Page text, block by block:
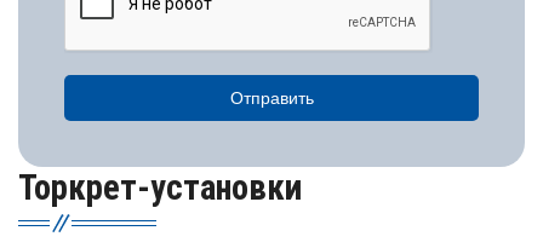
Отправить
Торкрет-установки